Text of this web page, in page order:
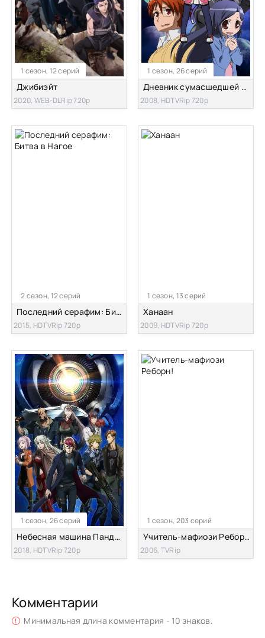
1 сезон, 12 серий
Джибиэйт
2020, WEB-DLRip 720p
1 сезон, 26 серий
Дневник сумасшедшей семейки
2008, HDTVRip 720p
2 сезон, 12 серий
Последний серафим: Битва в Нагое
2015, HDTVRip 720p
1 сезон, 13 серий
Ханаан
2009, HDTVRip 720p
1 сезон, 26 серий
Небесная машина Пандора
2018, HDTVRip 720p
1 сезон, 203 серий
Учитель-мафиози Реборн!
2006, TVRip
Комментарии
Минимальная длина комментария - 10 знаков.